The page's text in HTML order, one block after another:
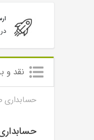
نقد و
حسابداری